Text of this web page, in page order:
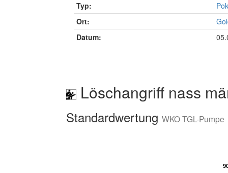
Typ:
Ort:
Datum:
Löschangriff nass
Standardwertung WKO TGL-Pumpe